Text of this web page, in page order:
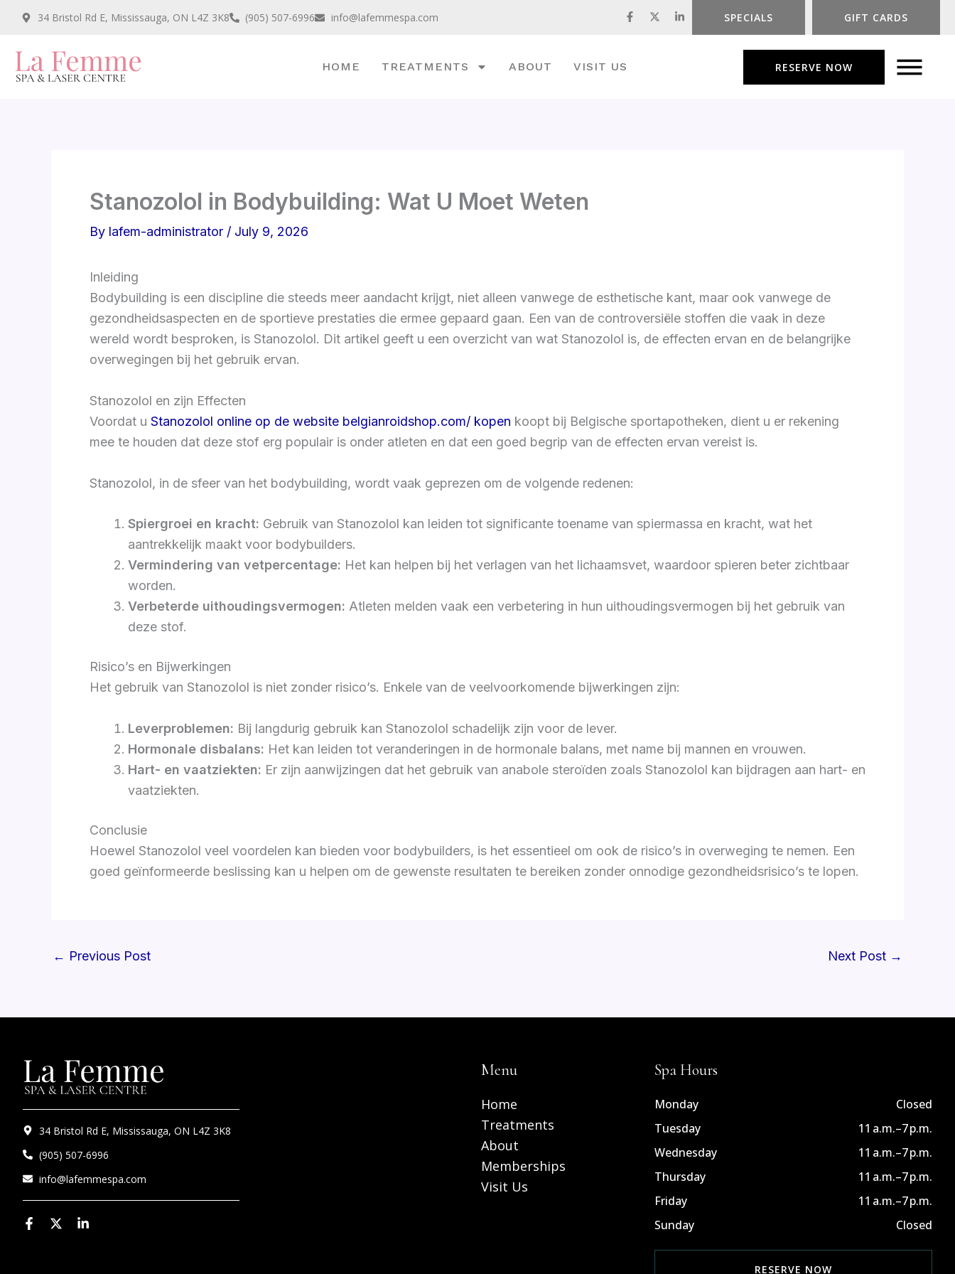
Skip
content
34 Bristol Rd E, Mississauga, ON L4Z 3K8 (905) 507-6996 info@lafemmespa.com F
a
X
-
L
i SPECIALS GIFT CARDS
HOME TREATMENTS ABOUT VISIT US RESERVE NOW
Stanozolol in Bodybuilding: Wat U Moet Weten
By lafem-administrator / July 9, 2026
Inleiding
Bodybuilding is een discipline die steeds meer aandacht krijgt, niet alleen vanwege de esthetische kant, maar ook vanwege de
gezondheidsaspecten en de sportieve prestaties die ermee gepaard gaan. Een van de controversiële stoffen die vaak in deze
wereld wordt besproken, is Stanozolol. Dit artikel geeft u een overzicht van wat Stanozolol is, de effecten ervan en de belangrijke
overwegingen bij het gebruik ervan.
Stanozolol en zijn Effecten
Voordat u Stanozolol online op de website belgianroidshop.com/ kopen koopt bij Belgische sportapotheken, dient u er rekening
mee te houden dat deze stof erg populair is onder atleten en dat een goed begrip van de effecten ervan vereist is.
Stanozolol, in de sfeer van het bodybuilding, wordt vaak geprezen om de volgende redenen:
Spiergroei en kracht: Gebruik van Stanozolol kan leiden tot significante toename van spiermassa en kracht, wat het
aantrekkelijk maakt voor bodybuilders.
Vermindering van vetpercentage: Het kan helpen bij het verlagen van het lichaamsvet, waardoor spieren beter zichtbaar
worden.
Verbeterde uithoudingsvermogen: Atleten melden vaak een verbetering in hun uithoudingsvermogen bij het gebruik van
deze stof.
Risico’s en Bijwerkingen
Het gebruik van Stanozolol is niet zonder risico’s. Enkele van de veelvoorkomende bijwerkingen zijn:
Leverproblemen: Bij langdurig gebruik kan Stanozolol schadelijk zijn voor de lever.
Hormonale disbalans: Het kan leiden tot veranderingen in de hormonale balans, met name bij mannen en vrouwen.
Hart- en vaatziekten: Er zijn aanwijzingen dat het gebruik van anabole steroïden zoals Stanozolol kan bijdragen aan hart- en
vaatziekten.
Conclusie
Hoewel Stanozolol veel voordelen kan bieden voor bodybuilders, is het essentieel om ook de risico’s in overweging te nemen. Een
goed geïnformeerde beslissing kan u helpen om de gewenste resultaten te bereiken zonder onnodige gezondheidsrisico’s te lopen.
← Previous Post Next Post →
34 Bristol Rd E, Mississauga, ON L4Z 3K8
(905) 507-6996
info@lafemmespa.com
F
a
X
-
L
i
Menu
Home
Treatments
About
Memberships
Visit Us
Spa Hours
Monday
Closed
Tuesday
11 a.m.–7 p.m.
Wednesday
11 a.m.–7 p.m.
Thursday
11 a.m.–7 p.m.
Friday
11 a.m.–7 p.m.
Sunday
Closed
RESERVE NOW